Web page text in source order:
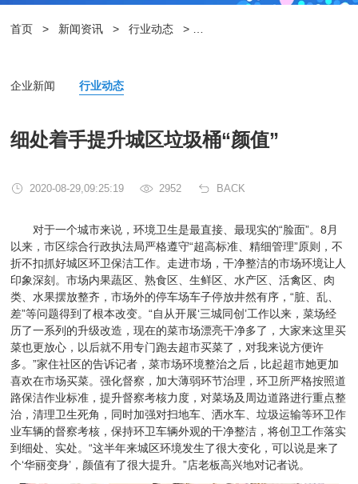
首页 > 新闻资讯 > 行业动态 >
企业新闻 行业动态
细处着手提升城区垃圾桶“颜值”
2020-08-29,09:25:19 2952 BACK
对于一个城市来说，环境卫生是最直接、最现实的“脸面”。8月
以来，市区综合行政执法局严格遵守“超高标准、精细管理”原则，不
折不扣抓好城区环卫保洁工作。走进市场，干净整洁的市场环境让人
印象深刻。市场内果蔬区、熟食区、生鲜区、水产区、活禽区、肉
类、水果摆放整齐，市场外的停车场车子停放井然有序，“脏、乱、
差”等问题得到了根本改变。“自从开展‘三城同创’工作以来，菜场经
历了一系列的升级改造，现在的菜市场漂亮干净多了，大家来这里买
菜也更放心，以后就不用专门跑去超市买菜了，对我来说方便许
多。”家住社区的告诉记者，菜市场环境整治之后，比起超市她更加
喜欢在市场买菜。强化督察，加大薄弱环节治理，环卫所严格按照道
路保洁作业标准，提升督察考核力度，对菜场及周边道路进行重点整
治，清理卫生死角，同时加强对扫地车、洒水车、垃圾运输等环卫作
业车辆的督察考核，保持环卫车辆外观的干净整洁，将创卫工作落实
到细处、实处。“这半年来城区环境发生了很大变化，可以说是来了
个‘华丽变身’，颜值有了很大提升。”店老板高兴地对记者说。